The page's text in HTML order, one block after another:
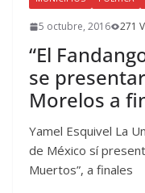
5 octubre, 2016 271
“El
se
Morelos a
Yamel Esquivel La
de México sí
Muertos”, a finales